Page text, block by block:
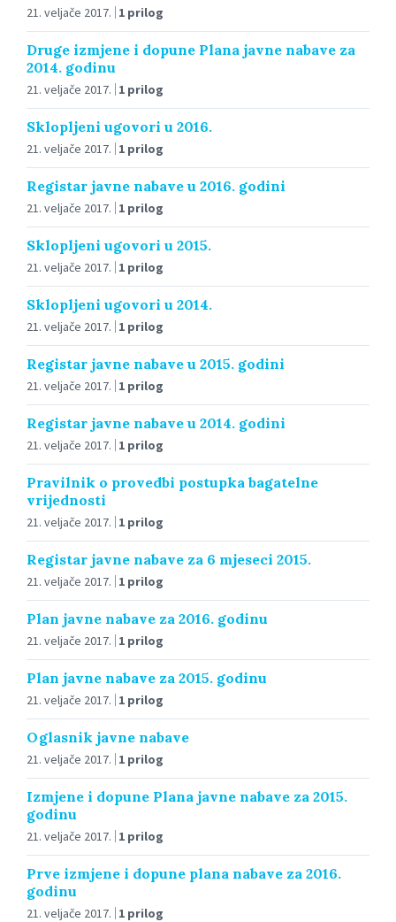
21. veljače 2017. 1 prilog
Druge izmjene i dopune Plana javne nabave za
2014. godinu
21. veljače 2017. 1 prilog
Sklopljeni ugovori u 2016.
21. veljače 2017. 1 prilog
Registar javne nabave u 2016. godini
21. veljače 2017. 1 prilog
Sklopljeni ugovori u 2015.
21. veljače 2017. 1 prilog
Sklopljeni ugovori u 2014.
21. veljače 2017. 1 prilog
Registar javne nabave u 2015. godini
21. veljače 2017. 1 prilog
Registar javne nabave u 2014. godini
21. veljače 2017. 1 prilog
Pravilnik o provedbi postupka bagatelne
vrijednosti
21. veljače 2017. 1 prilog
Registar javne nabave za 6 mjeseci 2015.
21. veljače 2017. 1 prilog
Plan javne nabave za 2016. godinu
21. veljače 2017. 1 prilog
Plan javne nabave za 2015. godinu
21. veljače 2017. 1 prilog
Oglasnik javne nabave
21. veljače 2017. 1 prilog
Izmjene i dopune Plana javne nabave za 2015.
godinu
21. veljače 2017. 1 prilog
Prve izmjene i dopune plana nabave za 2016.
godinu
21. veljače 2017. 1 prilog